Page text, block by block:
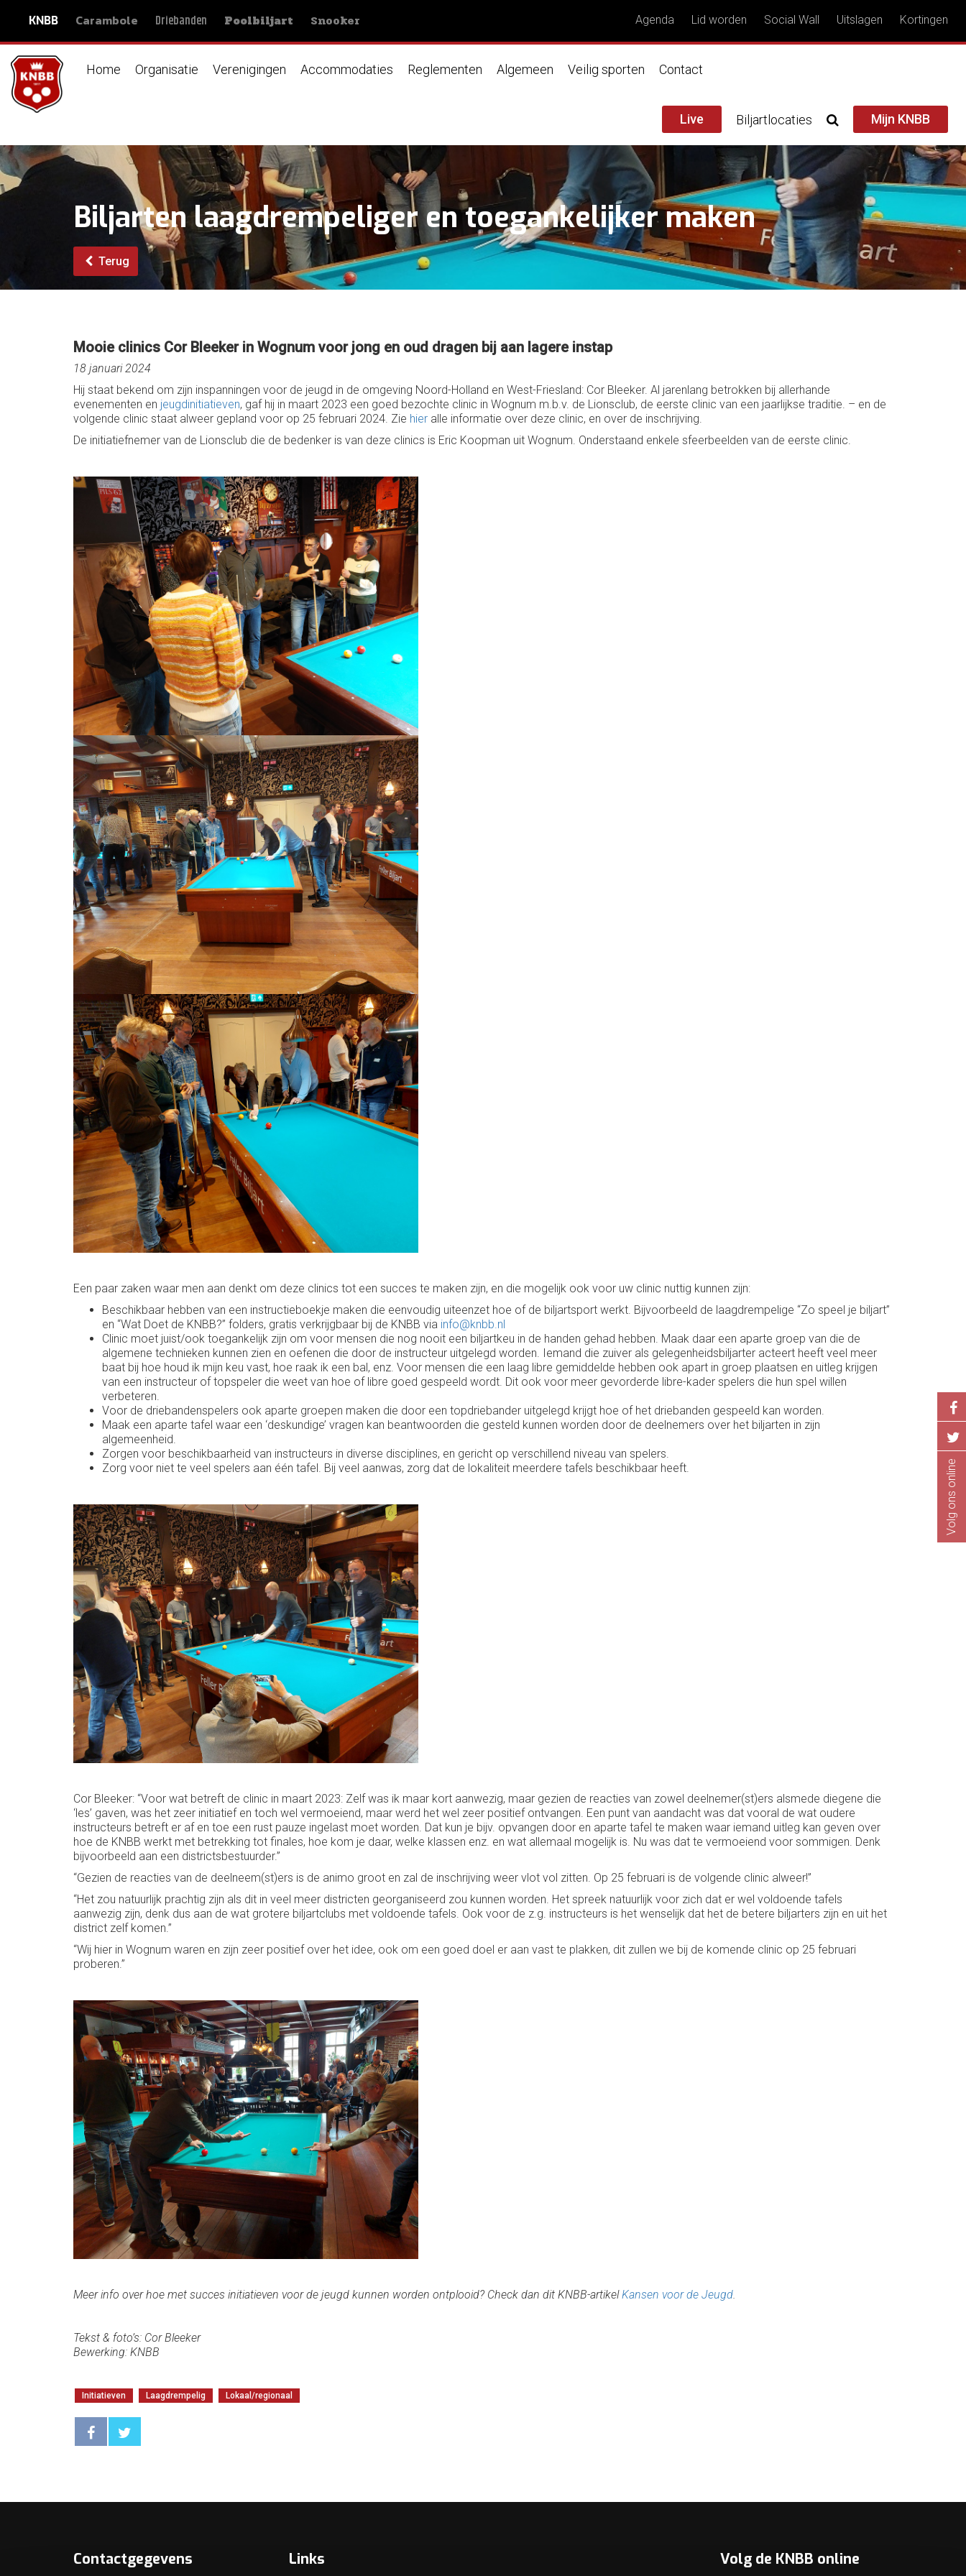
KNBB Carambole Driebanden Poolbiljart Snooker Agenda Lid worden Social Wall Uitslagen Kortingen
Home Organisatie Verenigingen Accommodaties Reglementen Algemeen Veilig sporten Contact
Live Biljartlocaties Mijn KNBB
Biljarten laagdrempeliger en toegankelijker maken
Terug
Mooie clinics Cor Bleeker in Wognum voor jong en oud dragen bij aan lagere instap
18 januari 2024
Hij staat bekend om zijn inspanningen voor de jeugd in de omgeving Noord-Holland en West-Friesland: Cor Bleeker. Al jarenlang betrokken bij allerhande
evenementen en jeugdinitiatieven, gaf hij in maart 2023 een goed bezochte clinic in Wognum m.b.v. de Lionsclub, de eerste clinic van een jaarlijkse traditie. – en de
volgende clinic staat alweer gepland voor op 25 februari 2024. Zie hier alle informatie over deze clinic, en over de inschrijving.
De initiatiefnemer van de Lionsclub die de bedenker is van deze clinics is Eric Koopman uit Wognum. Onderstaand enkele sfeerbeelden van de eerste clinic.
Een paar zaken waar men aan denkt om deze clinics tot een succes te maken zijn, en die mogelijk ook voor uw clinic nuttig kunnen zijn:
Beschikbaar hebben van een instructieboekje maken die eenvoudig uiteenzet hoe of de biljartsport werkt. Bijvoorbeeld de laagdrempelige “Zo speel je biljart”
en “Wat Doet de KNBB?” folders, gratis verkrijgbaar bij de KNBB via info@knbb.nl
Clinic moet juist/ook toegankelijk zijn om voor mensen die nog nooit een biljartkeu in de handen gehad hebben. Maak daar een aparte groep van die de
algemene technieken kunnen zien en oefenen die door de instructeur uitgelegd worden. Iemand die zuiver als gelegenheidsbiljarter acteert heeft veel meer
baat bij hoe houd ik mijn keu vast, hoe raak ik een bal, enz. Voor mensen die een laag libre gemiddelde hebben ook apart in groep plaatsen en uitleg krijgen
van een instructeur of topspeler die weet van hoe of libre goed gespeeld wordt. Dit ook voor meer gevorderde libre-kader spelers die hun spel willen
verbeteren.
Voor de driebandenspelers ook aparte groepen maken die door een topdriebander uitgelegd krijgt hoe of het driebanden gespeeld kan worden.
Maak een aparte tafel waar een ‘deskundige’ vragen kan beantwoorden die gesteld kunnen worden door de deelnemers over het biljarten in zijn
algemeenheid.
Zorgen voor beschikbaarheid van instructeurs in diverse disciplines, en gericht op verschillend niveau van spelers.
Zorg voor niet te veel spelers aan één tafel. Bij veel aanwas, zorg dat de lokaliteit meerdere tafels beschikbaar heeft.
Cor Bleeker: “Voor wat betreft de clinic in maart 2023: Zelf was ik maar kort aanwezig, maar gezien de reacties van zowel deelnemer(st)ers alsmede diegene die
‘les’ gaven, was het zeer initiatief en toch wel vermoeiend, maar werd het wel zeer positief ontvangen. Een punt van aandacht was dat vooral de wat oudere
instructeurs betreft er af en toe een rust pauze ingelast moet worden. Dat kun je bijv. opvangen door en aparte tafel te maken waar iemand uitleg kan geven over
hoe de KNBB werkt met betrekking tot finales, hoe kom je daar, welke klassen enz. en wat allemaal mogelijk is. Nu was dat te vermoeiend voor sommigen. Denk
bijvoorbeeld aan een districtsbestuurder.”
“Gezien de reacties van de deelneem(st)ers is de animo groot en zal de inschrijving weer vlot vol zitten. Op 25 februari is de volgende clinic alweer!”
“Het zou natuurlijk prachtig zijn als dit in veel meer districten georganiseerd zou kunnen worden. Het spreek natuurlijk voor zich dat er wel voldoende tafels
aanwezig zijn, denk dus aan de wat grotere biljartclubs met voldoende tafels. Ook voor de z.g. instructeurs is het wenselijk dat het de betere biljarters zijn en uit het
district zelf komen.”
“Wij hier in Wognum waren en zijn zeer positief over het idee, ook om een goed doel er aan vast te plakken, dit zullen we bij de komende clinic op 25 februari
proberen.”
Meer info over hoe met succes initiatieven voor de jeugd kunnen worden ontplooid? Check dan dit KNBB-artikelKansen voor de Jeugd.
Tekst & foto’s: Cor Bleeker
Bewerking: KNBB
Initiatieven Laagdrempelig Lokaal/regionaal
Volg ons online
Contactgegevens Links Volg de KNBB online